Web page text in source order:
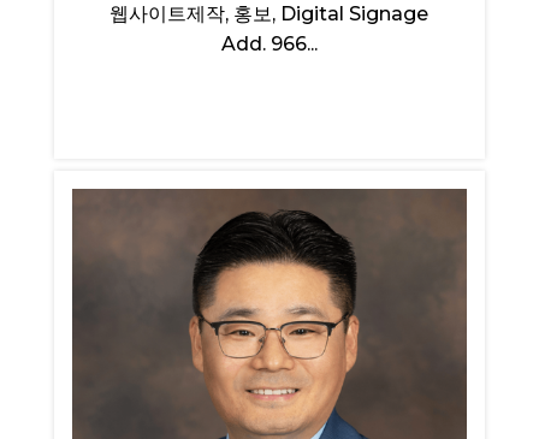
웹사이트제작, 홍보, Digital Signage
Add. 966...